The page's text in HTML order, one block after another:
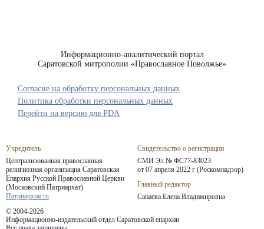
Информационно-аналитический портал
Саратовской митрополии «Православное Поволжье»
Учредитель
Централизованная православная
религиозная организация Саратовская
Епархия Русской Православной Церкви
(Московский Патриархат)
Патриархия.ru
Свидетельство о регистрации
СМИ Эл № ФС77-83023
от 07 апреля 2022 г (Роскомнадзор)
Главный редактор
Сапаева Елена Владимировна
© 2004-2026
Информационно-издательский отдел Саратовской епархии
Согласие на обработку персональных данных
Политика обработки персональных данных
Перейти на версию для PDA